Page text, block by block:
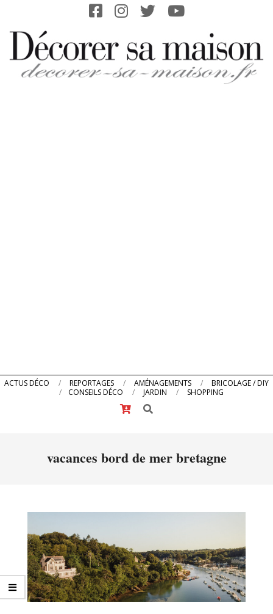
content
Primary
ACTUS DÉCO REPORTAGES AMÉNAGEMENTS
BRICOLAGE / DIY
CONSEILS DÉCO
JARDIN
SHOPPING
Search
vacances bord de mer bretagne